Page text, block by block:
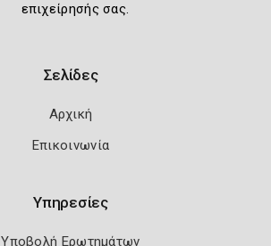
επιχείρησής σας.
Σελίδες
Αρχική
Επικοινωνία
Υπηρεσίες
Υποβολή Ερωτημάτων